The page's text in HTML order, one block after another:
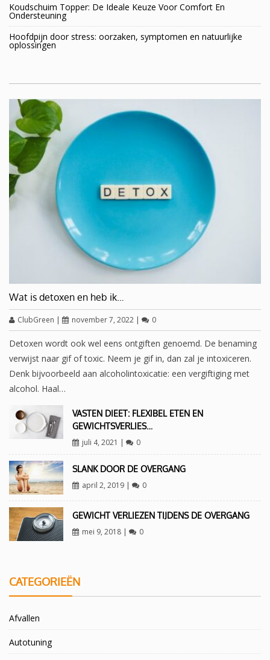
Koudschuim Topper: De Ideale Keuze Voor Comfort En
Ondersteuning
Hoofdpijn door stress: oorzaken, symptomen en natuurlijke
oplossingen
Wat is detoxen en heb ik…
ClubGreen | november 7, 2022 | 0
Detoxen wordt ook wel eens ontgiften genoemd. De benaming
verwijst naar gif of toxic. Neem je gif in, dan zal je intoxiceren.
Denk bijvoorbeeld aan alcoholintoxicatie: een vergiftiging met
alcohol. Haal…
VASTEN DIEET: FLEXIBEL ETEN EN
GEWICHTSVERLIES…
juli 4, 2021 | 0
SLANK DOOR DE OVERGANG
april 2, 2019| 0
GEWICHT VERLIEZEN TIJDENS DE OVERGANG
mei 9, 2018| 0
CATEGORIEËN
Afvallen
Autotuning